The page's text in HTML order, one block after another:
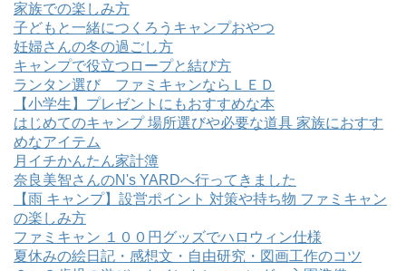
家族での楽しみ方
子どもと一緒につくろうキャンプおやつ
妊婦さんの冬の過ごし方
キャンプで役立つロープと結び方
ランタン選び ファミキャンならＬＥＤ
【小学生】プレゼントにもおすすめな本
はじめてのキャンプ 場所選びや必要な道具 家族におすす
めなアイテム
月イチかんたん家計簿
奈良美智さんのN's YARDへ行ってきました
【雨 キャンプ】設営ポイント 対策や持ち物 ファミキャン
の楽しみ方
ファミキャン １００円グッズでハロウィン仕様
夏休みの絵日記・感想文・自由研究・図画工作のコツ